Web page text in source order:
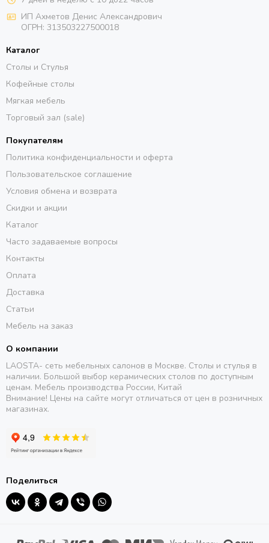
ИП Ахметов Денис Александрович
ОГРН: 313503227500018
Каталог
Столы и Стулья
Кофейные столы
Мягкая мебель
Торговый зал (sale)
Покупателям
Политика конфиденциальности и оферта
Пользовательское соглашение
Условия обмена и возврата
Скидки и акции
Каталог
Часто задаваемые вопросы
Контакты
Оплата
Доставка
Статьи
Мебель на заказ
О компании
LAOSTA- сеть мебельных салонов в Москве. Столы и стулья в
наличии. Большой выбор керамических столов по доступным
ценам. Мебель производства России, Китай
Внимание! Цены на сайте могут отличаться от цен в розничных
магазинах.
Поделиться